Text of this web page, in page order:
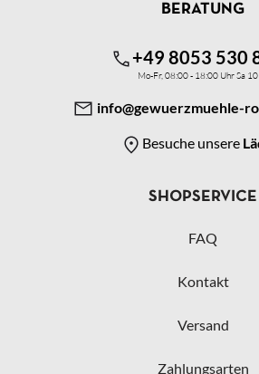
BERATUNG
+49 8053 530
Mo-Fr, 08:00 - 18:00 Uhr Sa
info@gewuerzmuehle-
Besuche unsere
SHOPSERVICE
FAQ
Kontakt
Versand
Zahlungsarten